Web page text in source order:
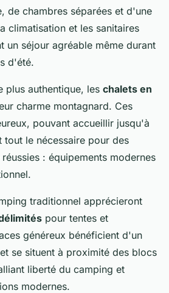
de chambres séparées et d'une
climatisation et les sanitaires
un séjour agréable même durant
d'été.
plus authentique, les chalets en
charme montagnard. Ces
pouvant accueillir jusqu'à
tout le nécessaire pour des
: équipements modernes
traditionnel apprécieront
pour tentes et
généreux bénéficient d'un
se situent à proximité des blocs
liberté du camping et
modernes.